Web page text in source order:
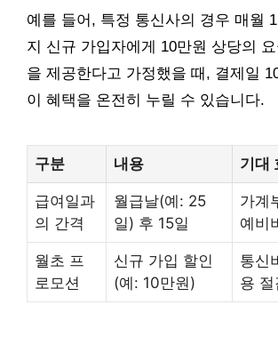
예를 들어, 특정 통신사의 경우 매월
지 신규 가입자에게 10만원 상당의
을 제공한다고 가정했을 때, 결제일
이 혜택을 온전히 누릴 수 있습니다.
구분 내용 기대
급여일과
의 간격
월급날(예: 25
일) 후 15일
가계
예비
월초 프
로모션
신규 가입 할인
(예: 10만원)
통신
용 절